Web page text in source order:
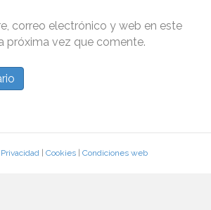
correo electrónico y web en este
próxima vez que comente.
| Cookies| Condiciones web